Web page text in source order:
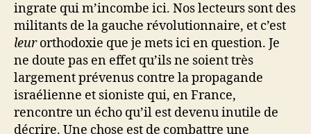
ingrate qui m’incombe ici. Nos lecteurs sont des
militants de la gauche révolutionnaire, et c’est
leurorthodoxie que je mets ici en question. Je
ne doute pas en effet qu’ils ne soient très
largement prévenus contre la propagande
israélienne et sioniste qui, en France,
rencontre un écho qu’il est devenu inutile de
décrire. Une chose est de combattre une